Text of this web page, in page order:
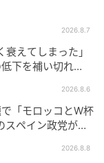
でもアイアンな
で打っても、
い
2026.8.7
衰えてしまった」
下を補い切れ
2026.8.6
「モロッコとW杯
ペイン政党が要
2026.8.8